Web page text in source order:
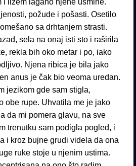
i ližem lagano njene usmine.
požude i pošasti. Osetilo
sa drhtanjem strasti.
sela na onaj isti sto i raširila
rekla bih oko metar i po, iako
Njena ribica je bila jako
anus je čak bio veoma uredan.
jezikom gde sam stigla,
obe rupe. Uhvatila me je jako
da mi pomera glavu, na sve
trenutku sam podigla pogled, i
i kroz bujne grudi videla da ona
ruke stoje u njenim ustima.